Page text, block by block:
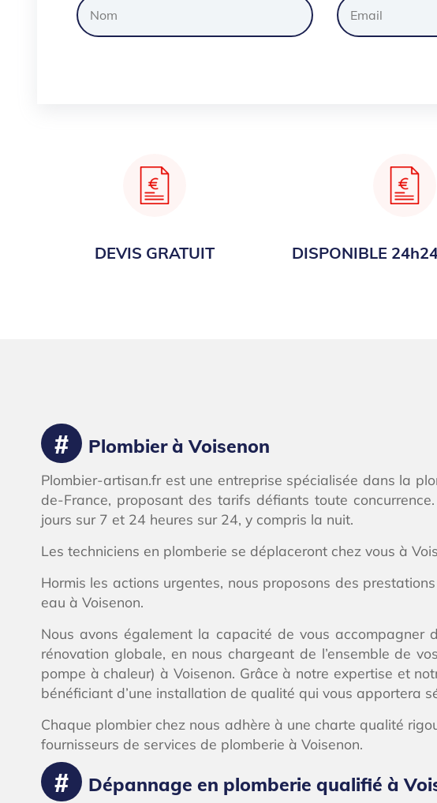
DEVIS GRATUIT DISPONIBLE
Plombier à Voisenon
Plombier-artisan.fr est une entreprise spécialisée dans la
de-France, proposant des tarifs défiants toute
jours sur 7 et 24 heures sur 24, y compris la nuit.
Les techniciens en plomberie se déplaceront chez vous à
Hormis les actions urgentes, nous proposons des
eau à Voisenon.
Nous avons également la capacité de vous accompagner
rénovation globale, en nous chargeant de l’ensemble de
pompe à chaleur) à Voisenon. Grâce à notre expertise et
bénéficiant d’une installation de qualité qui vous apportera
Chaque plombier chez nous adhère à une charte qualité
fournisseurs de services de plomberie à Voisenon.
Dépannage en plomberie qualifié à